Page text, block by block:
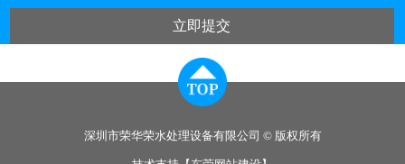
立即提交
深圳市荣华荣水处理设备有限公司 © 版权所有